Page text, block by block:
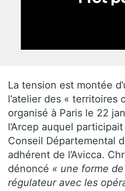
La tension est montée
l’atelier des « territoires
organisé à Paris le 22
l’Arcep auquel
Conseil Départemental
adhérent de l’Avicca.
dénoncé « une forme
régulateur avec les